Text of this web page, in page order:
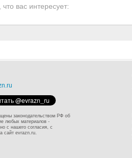
законодательством РФ об
любых материалов -
с нашего согласия, с
сайт evrazn.ru.